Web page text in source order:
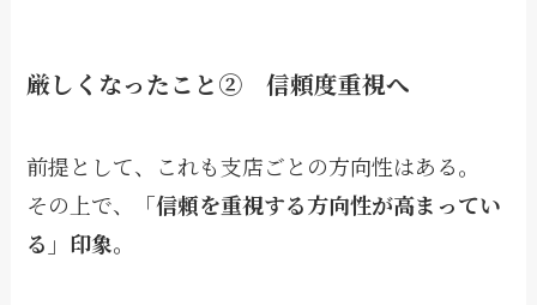
厳しくなったこと② 信頼度重視へ
前提として、これも支店ごとの方向性はある。
その上で、
「信頼を重視する方向性が高まってい
る」印象。